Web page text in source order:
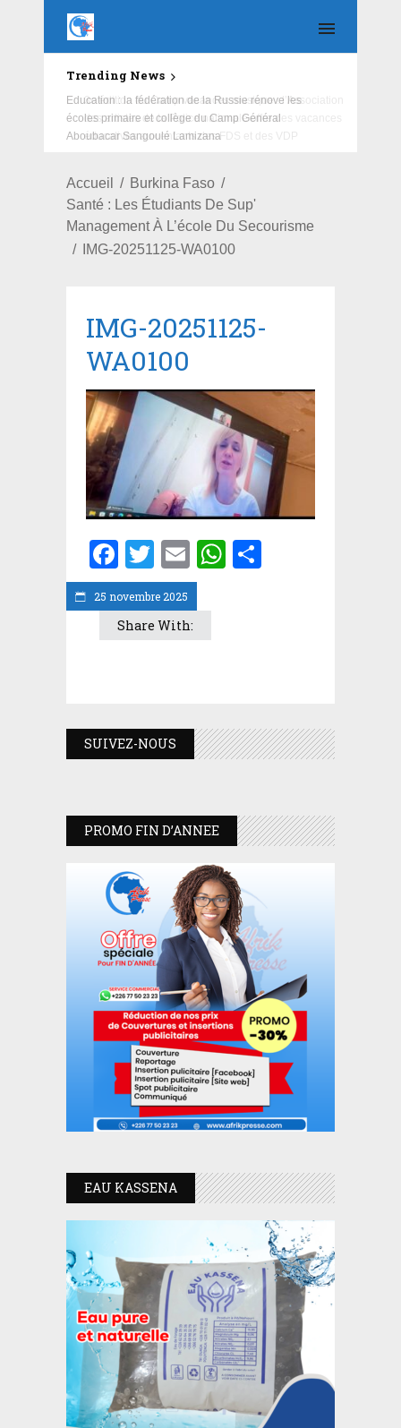
Trending News
Education : la fédération de la Russie rénove les
écoles primaire et collège du Camp Général
Aboubacar Sangoulé Lamizana
Accueil
Burkina Faso
Santé : Les Étudiants De Sup'
Management À L’école Du Secourisme
IMG-20251125-WA0100
25 novembre 2025
IMG-20251125-
WA0100
Facebook
Twitter
EmailWhatsApp
Share With:
SUIVEZ-NOUS
PROMO FIN D’ANNEE
EAU KASSENA